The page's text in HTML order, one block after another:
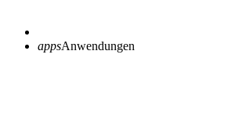
appsAnwendungen